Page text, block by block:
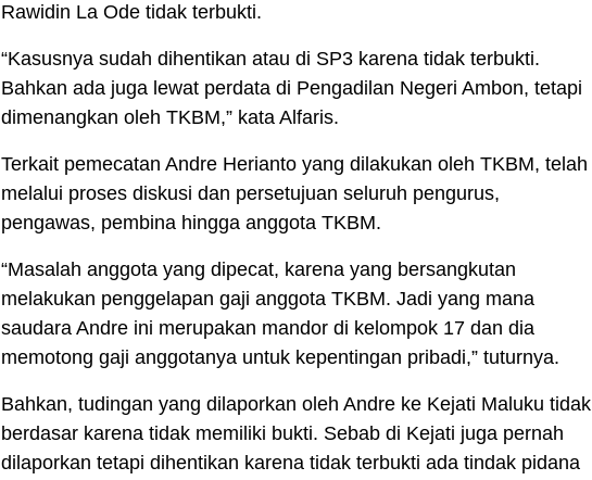
Rawidin La Ode tidak terbukti.
“Kasusnya sudah dihentikan atau di SP3 karena tidak terbukti.
Bahkan ada juga lewat perdata di Pengadilan Negeri Ambon, tetapi
dimenangkan oleh TKBM,” kata Alfaris.
Terkait pemecatan Andre Herianto yang dilakukan oleh TKBM, telah
melalui proses diskusi dan persetujuan seluruh pengurus,
pengawas, pembina hingga anggota TKBM.
“Masalah anggota yang dipecat, karena yang bersangkutan
melakukan penggelapan gaji anggota TKBM. Jadi yang mana
saudara Andre ini merupakan mandor di kelompok 17 dan dia
memotong gaji anggotanya untuk kepentingan pribadi,” tuturnya.
Bahkan, tudingan yang dilaporkan oleh Andre ke Kejati Maluku tidak
berdasar karena tidak memiliki bukti. Sebab di Kejati juga pernah
dilaporkan tetapi dihentikan karena tidak terbukti ada tindak pidana